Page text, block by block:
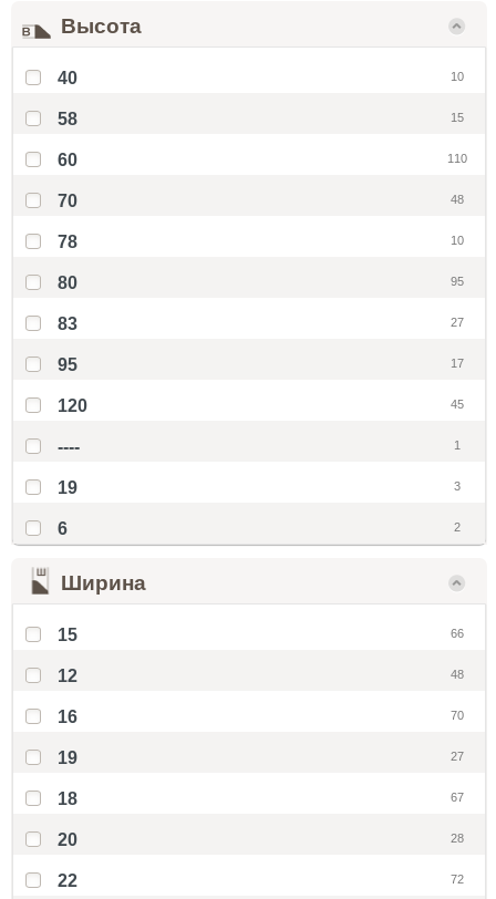
Высота
40 10
58 15
60 110
70 48
78 10
80 95
83 27
95 17
120 45
---- 1
19 3
6 2
Ширина
15 66
12 48
16 70
19 27
18 67
20 28
22 72